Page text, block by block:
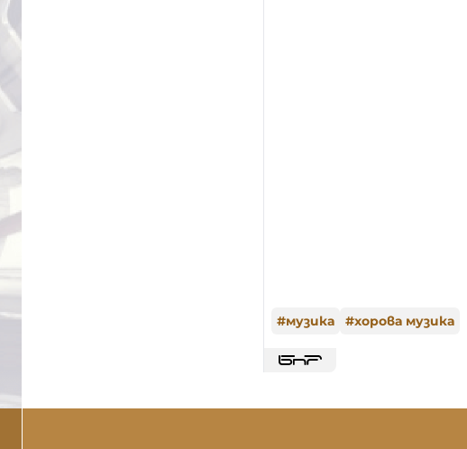
#музика #хорова музика